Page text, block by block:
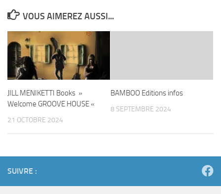
VOUS AIMEREZ AUSSI...
JILL MENIKETTI Books »
Welcome GROOVE HOUSE «
21 OCTOBRE 2024
BAMBOO Editions infos
8 SEPTEMBRE 2024
SUIVRE :